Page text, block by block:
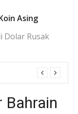
Asing
Dolar Rusak
Bahrain